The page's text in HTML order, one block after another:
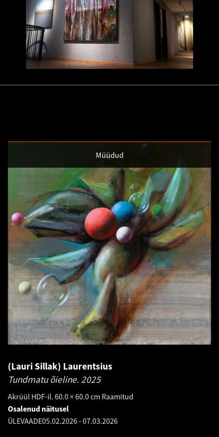
Müüdud
(Lauri Sillak) Laurentsius
Tundmatu õieline. 2025
Akrüül HDF-il. 60.0 × 60.0 cm Raamitud
Osalenud näitusel
ÜLEVAADE05.02.2026-07.03.2026